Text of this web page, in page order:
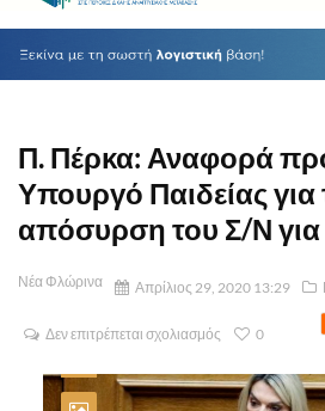
Π. Πέρκα: Αναφορά
Υπουργό Παιδείας για
απόσυρση του Σ/Ν για
Νέα Φλώρινα Απρίλιος 29, 2020 13:29
Δεν επιτρέπεται σχολιασμός 0